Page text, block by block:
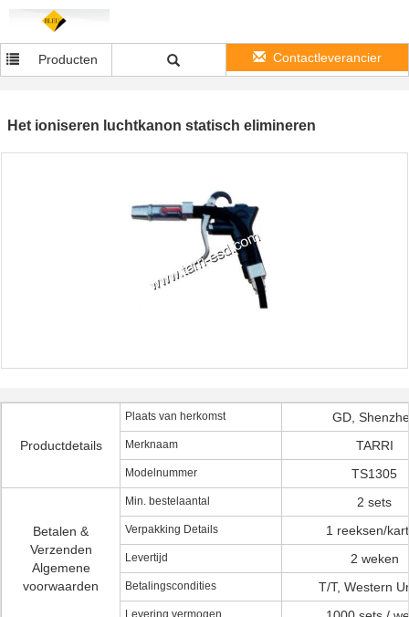
Producten Contactleverancier
Het ioniseren luchtkanon statisch elimineren
Productdetails
Plaats van herkomst GD,
Merknaam TARRI
Modelnummer TS1305
Betalen &
Verzenden
Algemene
voorwaarden
Min. bestelaantal 2 sets
Verpakking Details 1 reeksen/
Levertijd 2 weken
Betalingscondities T/T, Western
Levering vermogen